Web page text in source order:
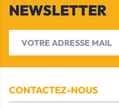
NEWSLETTER
CONTACTEZ-NOUS